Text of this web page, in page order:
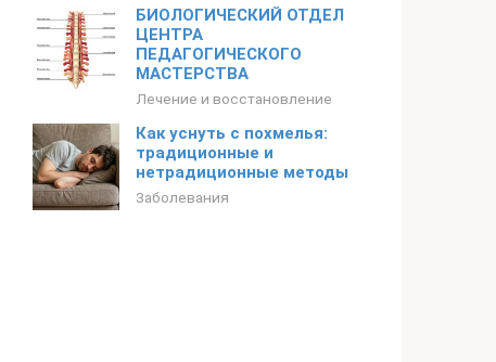
БИОЛОГИЧЕСКИЙ ОТДЕЛ
ЦЕНТРА
ПЕДАГОГИЧЕСКОГО
МАСТЕРСТВА
Лечение и восстановление
Как уснуть с похмелья:
традиционные и
нетрадиционные методы
Заболевания